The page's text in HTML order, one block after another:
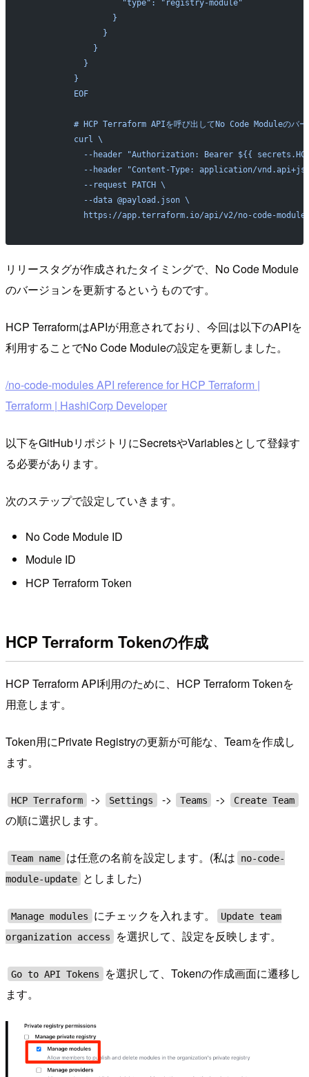
                    "type": "registry-module"
                  }
                }
              }
            }
          }
          EOF
# HCP Terraform APIを呼び出してNo Code Moduleのバー
          curl \
--header "Authorization: Bearer ${{
--header "Content-Type: application/
            --request PATCH \
            --data @payload.json \
https://app.terraform.io/api/v2/no-code-
リリースタグが作成されたタイミングで、No Code Module
のバージョンを更新するというものです。
HCP TerraformはAPIが用意されており、今回は以下のAPIを
利用することでNo Code Moduleの設定を更新しました。
/no-code-modules API reference for HCP Terraform |
Terraform | HashiCorp Developer
以下をGitHubリポジトリにSecretsやVariablesとして登録す
る必要があります。
次のステップで設定していきます。
No Code Module ID
Module ID
HCP Terraform Token
HCP Terraform Tokenの作成
HCP Terraform API利用のために、HCP Terraform Tokenを
用意します。
Token用にPrivate Registryの更新が可能な、Teamを作成し
ます。
HCP Terraform -> Settings -> Teams -> Create Team
の順に選択します。
Team name は任意の名前を設定します。(私は
no-code-
module-update
としました)
Manage modules にチェックを入れます。
Update team
organization access
を選択して、設定を反映します。
Go to API Tokens
を選択して、Tokenの作成画面に遷移し
ます。